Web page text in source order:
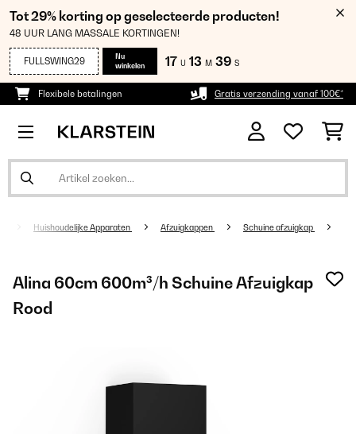
Tot 29% korting op geselecteerde producten!
48 UUR LANG MASSALE KORTINGEN!
FULLSWING29
Nu
winkelen
17 U 13 M 38 S
Flexibele betalingen Gratis verzending vanaf 100€*
Huishoudelijke Apparaten Afzuigkappen Schuine afzuigkap
Alina 60cm 600m³/h Schuine Afzuigkap
Rood